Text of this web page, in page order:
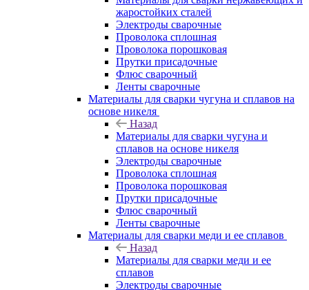
жаростойких сталей
Электроды сварочные
Проволока сплошная
Проволока порошковая
Прутки присадочные
Флюс сварочный
Ленты сварочные
Материалы для сварки чугуна и сплавов на
основе никеля
Назад
Материалы для сварки чугуна и
сплавов на основе никеля
Электроды сварочные
Проволока сплошная
Проволока порошковая
Прутки присадочные
Флюс сварочный
Ленты сварочные
Материалы для сварки меди и ее сплавов
Назад
Материалы для сварки меди и ее
сплавов
Электроды сварочные